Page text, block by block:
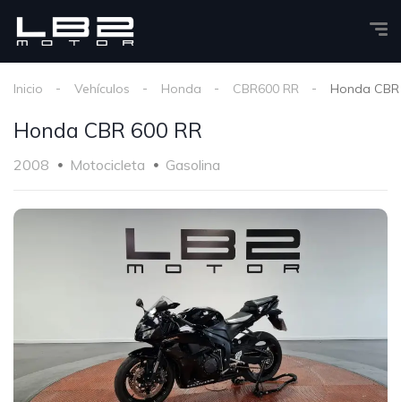
Inicio Vehículos Honda CBR600 RR Honda
Honda CBR 600 RR
2008 Motocicleta Gasolina